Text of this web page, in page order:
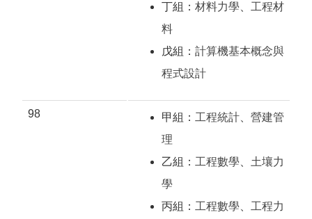
丁組： 材料力學
工程材
料
戊組： 計算機基本概念與
程式設計
98 甲組： 工程統計
營建管
理
乙組： 工程數學
土壤力
學
丙組： 工程數學
工程力